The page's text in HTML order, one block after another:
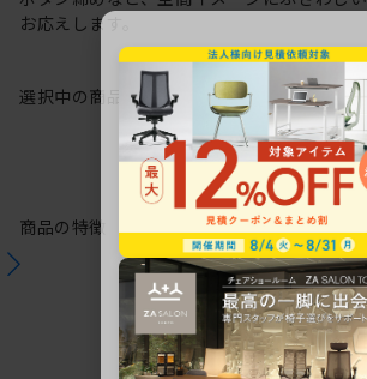
お応えします。
選択中の商品情報 保証 注意事項
商品の特徴